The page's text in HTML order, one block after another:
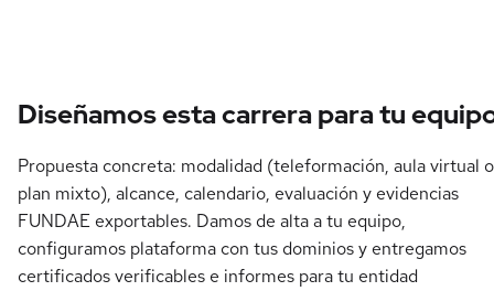
Diseñamos esta carrera para tu
Propuesta concreta: modalidad (teleformación, aula virtual o
plan mixto), alcance, calendario, evaluación y evidencias
FUNDAE exportables. Damos de alta a tu equipo,
configuramos plataforma con tus dominios y entregamos
certificados verificables e informes para tu entidad